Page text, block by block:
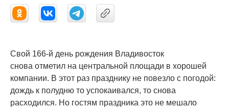
Свой 166-й день рождения Владивосток
снова отметил на центральной площади в хорошей
компании. В этот раз празднику не повезло с погодой:
дождь к полудню то успокаивался, то снова
расходился. Но гостям праздника это не мешало